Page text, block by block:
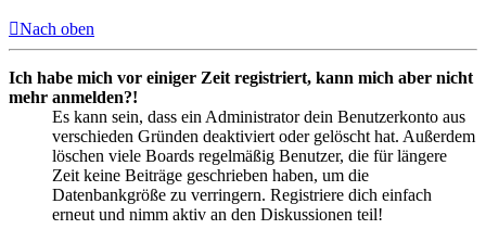
Nach oben
Ich habe mich vor einiger Zeit registriert, kann mich aber nicht
mehr anmelden?!
Es kann sein, dass ein Administrator dein Benutzerkonto aus
verschieden Gründen deaktiviert oder gelöscht hat. Außerdem
löschen viele Boards regelmäßig Benutzer, die für längere
Zeit keine Beiträge geschrieben haben, um die
Datenbankgröße zu verringern. Registriere dich einfach
erneut und nimm aktiv an den Diskussionen teil!